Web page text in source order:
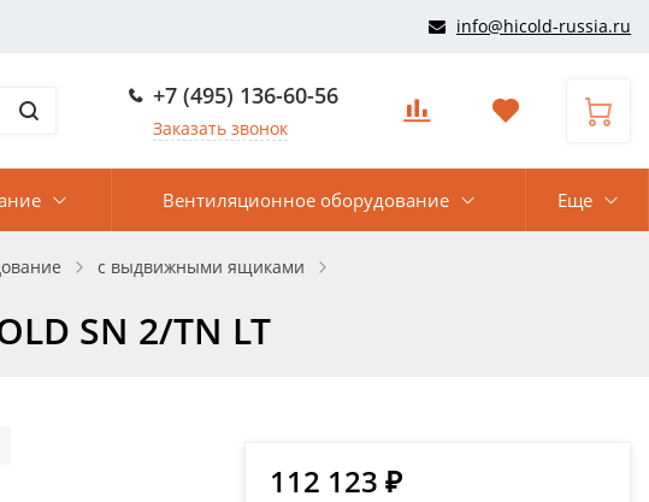
info@hicold-russia.ru
+7 (495) 136-60-56
Заказать звонок
Вентиляционное оборудование Еще
с выдвижными ящиками
SN 2/TN LT
112 123 ₽